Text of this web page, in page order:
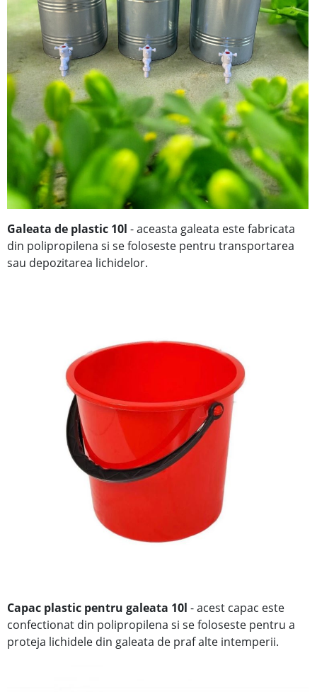
Galeata de plastic 10l - aceasta galeata este fabricata
din polipropilena si se foloseste pentru transportarea
sau depozitarea lichidelor.
Capac plastic pentru galeata 10l - acest capac este
confectionat din polipropilena si se foloseste pentru a
proteja lichidele din galeata de praf alte intemperii.